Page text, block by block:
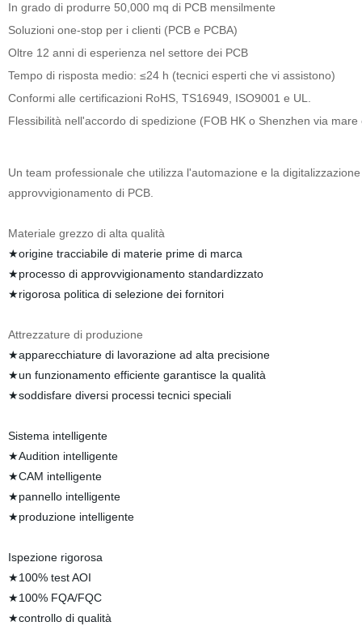
In grado di produrre 50,000 mq di PCB mensilmente
Soluzioni one-stop per i clienti (PCB e PCBA)
Oltre 12 anni di esperienza nel settore dei PCB
Tempo di risposta medio: ≤24 h (tecnici esperti che vi assistono)
Conformi alle certificazioni RoHS, TS16949, ISO9001 e UL.
Flessibilità nell'accordo di spedizione (FOB HK o Shenzhen via
Un team professionale che utilizza l'automazione e la
approvvigionamento di PCB.
Materiale grezzo di alta qualità
★origine tracciabile di materie prime di marca
★processo di approvvigionamento standardizzato
★rigorosa politica di selezione dei fornitori
Attrezzature di produzione
★apparecchiature di lavorazione ad alta precisione
★un funzionamento efficiente garantisce la qualità
★soddisfare diversi processi tecnici speciali
Sistema intelligente
★Audition intelligente
★CAM intelligente
★pannello intelligente
★produzione intelligente
Ispezione rigorosa
★100% test AOI
★100% FQA/FQC
★controllo di qualità